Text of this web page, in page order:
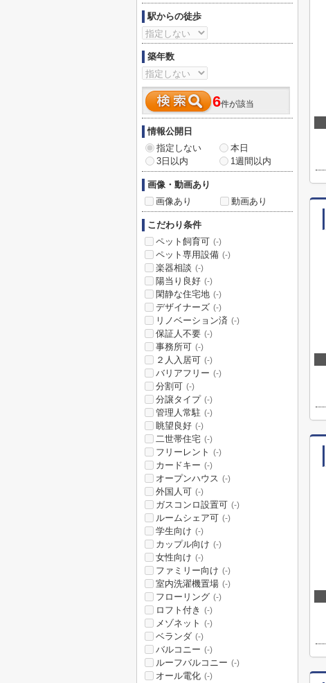
駅からの徒歩
築年数
6件が該当
情報公開日
指定しない
本日
3日以内
1週間以内
画像・動画あり
画像あり
動画あり
こだわり条件
ペット飼育可 (-)
ペット専用設備 (-)
楽器相談 (-)
陽当り良好 (-)
閑静な住宅地 (-)
デザイナーズ (-)
リノベーション済 (-)
保証人不要 (-)
事務所可 (-)
２人入居可 (-)
バリアフリー (-)
分割可 (-)
分譲タイプ (-)
管理人常駐 (-)
眺望良好 (-)
二世帯住宅 (-)
フリーレント (-)
カードキー (-)
オープンハウス (-)
外国人可 (-)
ガスコンロ設置可 (-)
ルームシェア可 (-)
学生向け (-)
カップル向け (-)
女性向け (-)
ファミリー向け (-)
室内洗濯機置場 (-)
フローリング (-)
ロフト付き (-)
メゾネット (-)
ベランダ (-)
バルコニー (-)
ルーフバルコニー (-)
オール電化 (-)